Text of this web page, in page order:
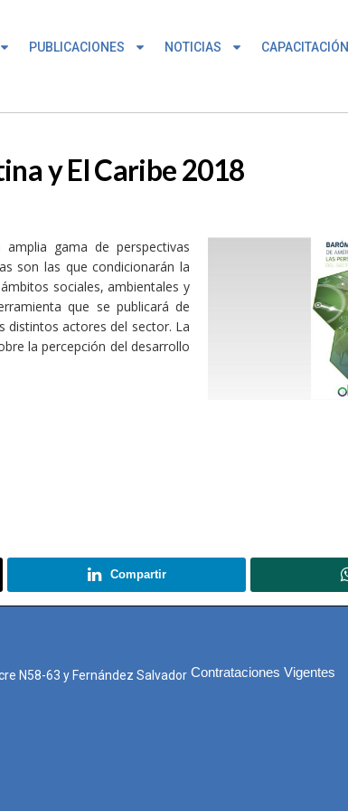
PUBLICACIONES NOTICIAS CAPACITACIÓN
y El Caribe 2018
gama de perspectivas
son las que condicionarán la
sociales, ambientales y
que se publicará de
distintos actores del sector. La
la percepción del desarrollo
Compartir
N58-63 y Fernández Salvador Contrataciones Vigentes